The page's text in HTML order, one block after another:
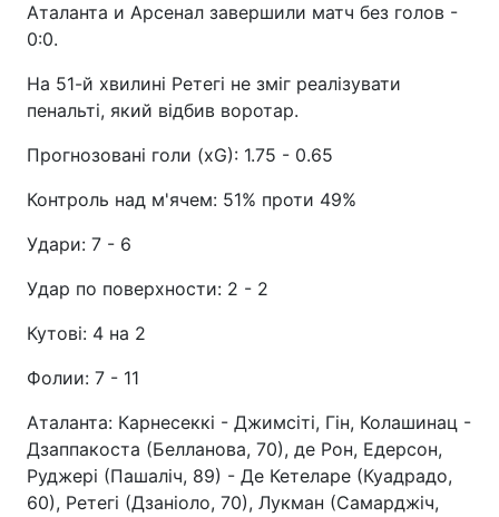
Аталанта и Арсенал завершили матч без голов -
0:0.
На 51-й хвилині Ретегі не зміг реалізувати
пенальті, який відбив воротар.
Прогнозовані голи (xG): 1.75 - 0.65
Контроль над м'ячем: 51% проти 49%
Удари: 7 - 6
Удар по поверхности: 2 - 2
Кутові: 4 на 2
Фолии: 7 - 11
Аталанта: Карнесеккі - Джимсіті, Гін, Колашинац -
Дзаппакоста (Белланова, 70), де Рон, Едерсон,
Руджері (Пашаліч, 89) - Де Кетеларе (Куадрадо,
60), Ретегі (Дзаніоло, 70), Лукман (Самарджіч,